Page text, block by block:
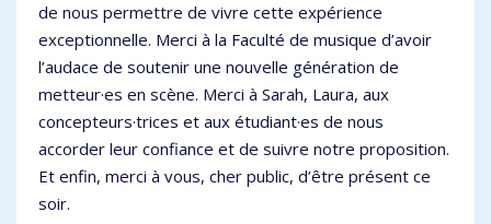
de nous permettre de vivre cette expérience
exceptionnelle. Merci à la Faculté de musique d’avoir
l’audace de soutenir une nouvelle génération de
metteur·es en scène. Merci à Sarah, Laura, aux
concepteurs·trices et aux étudiant·es de nous
accorder leur confiance et de suivre notre proposition.
Et enfin, merci à vous, cher public, d’être présent ce
soir.